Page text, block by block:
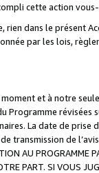
cette action
dans le présent
par les lois,
et à notre
Programme
La date de
transmission de
AU PROGRAMME
PART. SI VOUS